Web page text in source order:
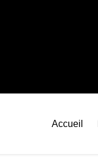
Accueil